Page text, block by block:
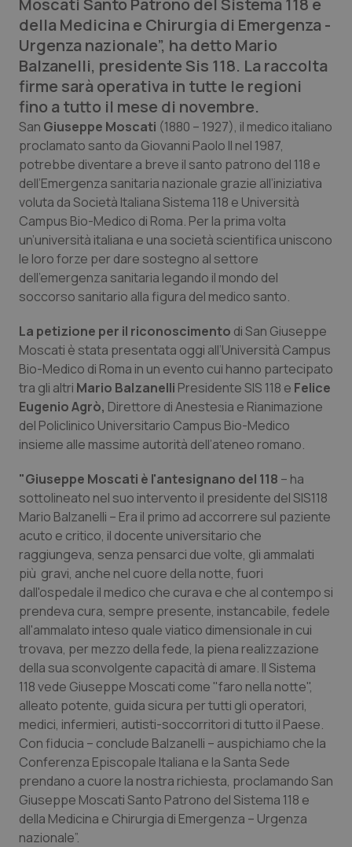
Basilicata
Calabria
Campania
Emilia-Romagna
Friuli Venezia Giulia
Lazio
Liguria
Lombardia
Marche
Molise
Piemonte
Provincia Autonoma di Bolzano
Provincia Autonoma di Trento
Puglia
Sardegna
Sicilia
Toscana
Umbria
Valle D’Aosta
Veneto
Artrite & artrosi
Asma & BPCO
Car-T
Colesterolo & coronaropatie
Dermatite Atopica
Diabete & glucometri
Disturbi dell’umore
Dolore
Donna & Salute
Epatiti
HIV
Infezioni & Febbre
Ipertensione & Scompenso
Malattie rare
Malattia di Crohn & Rettocolite Ulcerosa
Neuroscienze & patologie neurodegenerative
Obesità
Oftalmologia
Oncodermatologia
Oncoematologia
QS Club Newsletter
Moscati Santo Patrono del Sistema 118 e
della Medicina e Chirurgia di Emergenza -
Urgenza nazionale”, ha detto Mario
Balzanelli, presidente Sis 118. La raccolta
firme sarà operativa in tutte le regioni
fino a tutto il mese di novembre.
San Giuseppe Moscati (1880 – 1927), il medico italiano
proclamato santo da Giovanni Paolo II nel 1987,
potrebbe diventare a breve il santo patrono del 118 e
dell’Emergenza sanitaria nazionale grazie all’iniziativa
voluta da Società Italiana Sistema 118 e Università
Campus Bio-Medico di Roma. Per la prima volta
un’università italiana e una società scientifica uniscono
le loro forze per dare sostegno al settore
dell’emergenza sanitaria legando il mondo del
soccorso sanitario alla figura del medico santo.
La petizione per il riconoscimento di San Giuseppe
Moscati è stata presentata oggi all’Università Campus
Bio-Medico di Roma in un evento cui hanno partecipato
tra gli altri Mario Balzanelli Presidente SIS 118 e Felice
Eugenio Agrò, Direttore di Anestesia e Rianimazione
del Policlinico Universitario Campus Bio-Medico
insieme alle massime autorità dell’ateneo romano.
"Giuseppe Moscati è l'antesignano del 118 – ha
sottolineato nel suo intervento il presidente del SIS118
Mario Balzanelli – Era il primo ad accorrere sul paziente
acuto e critico, il docente universitario che
raggiungeva, senza pensarci due volte, gli ammalati
più gravi, anche nel cuore della notte, fuori
dall'ospedale il medico che curava e che al contempo si
prendeva cura, sempre presente, instancabile, fedele
all'ammalato inteso quale viatico dimensionale in cui
trovava, per mezzo della fede, la piena realizzazione
della sua sconvolgente capacità di amare. Il Sistema
118 vede Giuseppe Moscati come "faro nella notte",
alleato potente, guida sicura per tutti gli operatori,
medici, infermieri, autisti-soccorritori di tutto il Paese.
Con fiducia – conclude Balzanelli – auspichiamo che la
Conferenza Episcopale Italiana e la Santa Sede
prendano a cuore la nostra richiesta, proclamando San
Giuseppe Moscati Santo Patrono del Sistema 118 e
della Medicina e Chirurgia di Emergenza – Urgenza
nazionale”.